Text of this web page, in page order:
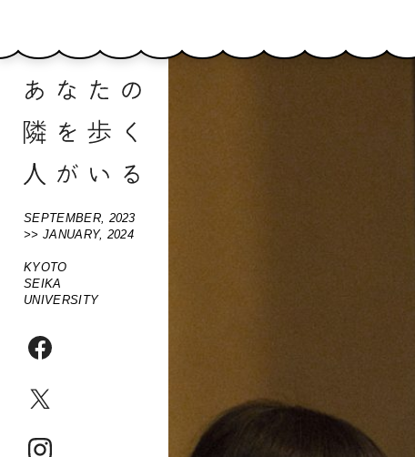
SEPTEMBER, 2023
>> JANUARY, 2024
KYOTO
SEIKA
UNIVERSITY